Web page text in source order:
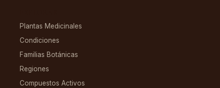
Plantas Medicinales
Condiciones
Familias Botánicas
Regiones
Compuestos Activos